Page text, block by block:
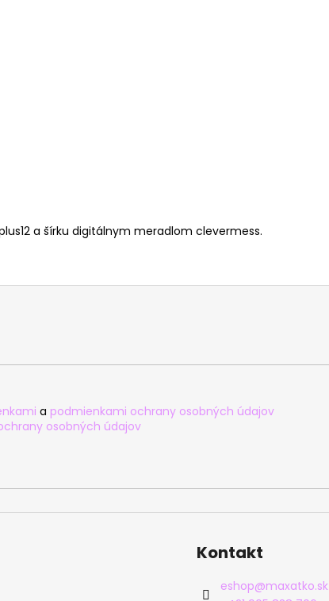
a šírku digitálnym meradlom clevermess.
a podmienkami ochrany osobných údajov
osobných údajov
Kontakt
eshop@maxatko.sk